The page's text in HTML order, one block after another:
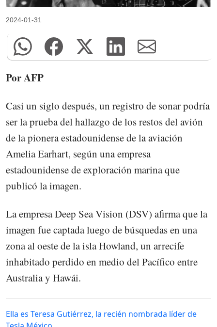
2024-01-31
Por AFP
Casi un siglo después, un registro de sonar podría
ser la prueba del hallazgo de los restos del avión
de la pionera estadounidense de la aviación
Amelia Earhart, según una empresa
estadounidense de exploración marina que
publicó la imagen.
La empresa Deep Sea Vision (DSV) afirma que la
imagen fue captada luego de búsquedas en una
zona al oeste de la isla Howland, un arrecife
inhabitado perdido en medio del Pacífico entre
Australia y Hawái.
Ella es Teresa Gutiérrez, la recién nombrada líder de